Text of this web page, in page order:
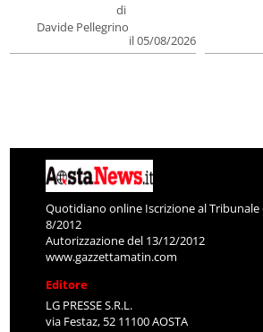
di
Davide Pellegrino
il 05/08/2026
Quotidiano online Iscrizione al Tribunale
8/2012
Autorizzazione del 13/12/2012
www.gazzettamatin.com
Editore
LG PRESSE S.R.L.
via Festaz, 52 11100 AOSTA